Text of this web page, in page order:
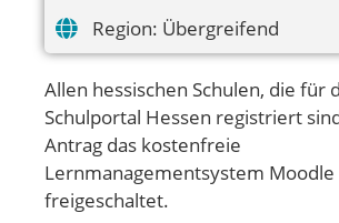
Region: Übergreifend
Allen hessischen Schulen, die für
Schulportal Hessen registriert
Antrag das kostenfreie
Lernmanagementsystem Moodle
freigeschaltet.